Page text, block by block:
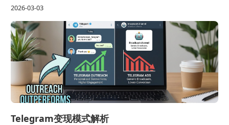
2026-03-03
Telegram变现模式解析